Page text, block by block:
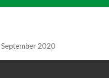
2020